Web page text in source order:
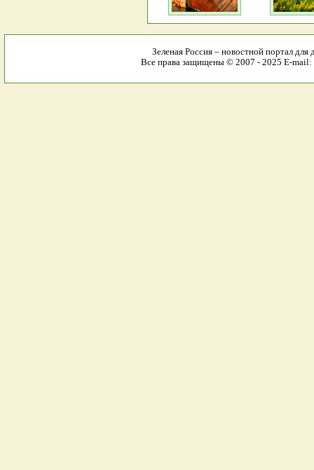
Зеленая Россия – новостной портал для
Все права защищены © 2007 - 2025 E-mail: